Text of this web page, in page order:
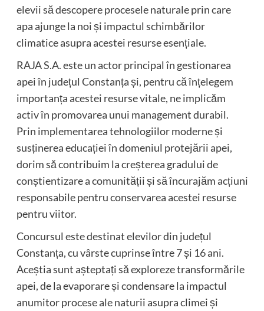
elevii să descopere procesele naturale prin care
apa ajunge la noi și impactul schimbărilor
climatice asupra acestei resurse esențiale.
RAJA S.A. este un actor principal în gestionarea
apei în județul Constanța și, pentru că înțelegem
importanța acestei resurse vitale, ne implicăm
activ în promovarea unui management durabil.
Prin implementarea tehnologiilor moderne și
susținerea educației în domeniul protejării apei,
dorim să contribuim la creșterea gradului de
conștientizare a comunității și să încurajăm acțiuni
responsabile pentru conservarea acestei resurse
pentru viitor.
Concursul este destinat elevilor din județul
Constanța, cu vârste cuprinse între 7 și 16 ani.
Aceștia sunt așteptați să exploreze transformările
apei, de la evaporare și condensare la impactul
anumitor procese ale naturii asupra climei și